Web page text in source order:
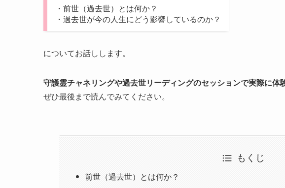
・前世（過去世）とは何か？
・過去世が今の人生にどう影響しているのか？
についてお話しします。
守護霊チャネリングや過去世リーディングのセッションで実際に体
ぜひ最後まで読んでみてください。
もくじ
前世（過去世）とは何か？